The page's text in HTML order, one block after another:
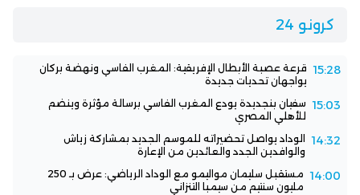
كرونو 24
15:28 قرعة عصبة الأبطال الإفريقية: المغرب الفاسي ونهضة بركان
يواجهان تحديات جديدة
15:03 سفيان بنجديدة يودع المغرب الفاسي برسالة مؤثرة وينضم
للأهلي المصري
14:32
الوداد يواصل تحضيراته للموسم الجديد بمشاركة زياش
والوافدين الجدد والعائدين من الإعارة
14:00
مستقبل سليمان مواليمو مع الوداد الرياضي: عرض بـ 250
مليون سنتيم من سيمبا التنزاني